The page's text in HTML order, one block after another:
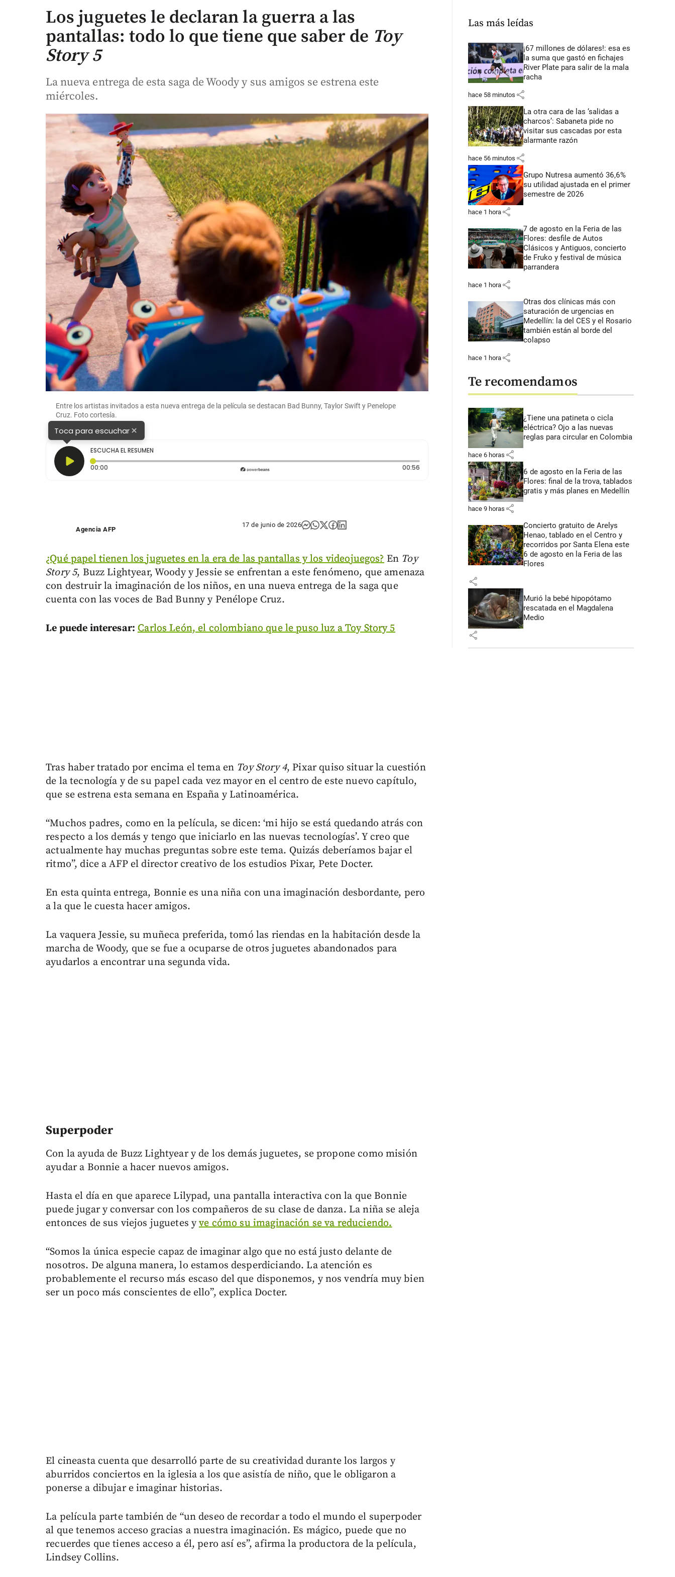
Los juguetes le declaran la guerra a las
pantallas: todo lo que tiene que saber de Toy
Story 5
La nueva entrega de esta saga de Woody y sus amigos se estrena este
miércoles.
Entre los artistas invitados a esta nueva entrega de la película se destacan Bad Bunny, Taylor Swift y Penelope
Cruz. Foto cortesía.
Toca para escuchar×
ESCUCHA EL RESUMEN
00:00
00:56Duración: 56 segundos
Agencia AFP
17 de junio de 2026
¿Qué papel tienen los juguetes en la era de las pantallas y los videojuegos?En Toy
Story 5, Buzz Lightyear, Woody y Jessie se enfrentan a este fenómeno, que amenaza
con destruir la imaginación de los niños, en una nueva entrega de la saga que
cuenta con las voces de Bad Bunny y Penélope Cruz.
Le puede interesar: Carlos León, el colombiano que le puso luz a Toy Story 5
Tras haber tratado por encima el tema en Toy Story 4, Pixar quiso situar la cuestión
de la tecnología y de su papel cada vez mayor en el centro de este nuevo capítulo,
que se estrena esta semana en España y Latinoamérica.
“Muchos padres, como en la película, se dicen: ‘mi hijo se está quedando atrás con
respecto a los demás y tengo que iniciarlo en las nuevas tecnologías’. Y creo que
actualmente hay muchas preguntas sobre este tema. Quizás deberíamos bajar el
ritmo”, dice a AFP el director creativo de los estudios Pixar, Pete Docter.
En esta quinta entrega, Bonnie es una niña con una imaginación desbordante, pero
a la que le cuesta hacer amigos.
La vaquera Jessie, su muñeca preferida, tomó las riendas en la habitación desde la
marcha de Woody, que se fue a ocuparse de otros juguetes abandonados para
ayudarlos a encontrar una segunda vida.
Superpoder
Con la ayuda de Buzz Lightyear y de los demás juguetes, se propone como misión
ayudar a Bonnie a hacer nuevos amigos.
Hasta el día en que aparece Lilypad, una pantalla interactiva con la que Bonnie
puede jugar y conversar con los compañeros de su clase de danza. La niña se aleja
entonces de sus viejos juguetes yve cómo su imaginación se va reduciendo.
“Somos la única especie capaz de imaginar algo que no está justo delante de
nosotros. De alguna manera, lo estamos desperdiciando. La atención es
probablemente el recurso más escaso del que disponemos, y nos vendría muy bien
ser un poco más conscientes de ello”, explica Docter.
El cineasta cuenta que desarrolló parte de su creatividad durante los largos y
aburridos conciertos en la iglesia a los que asistía de niño, que le obligaron a
ponerse a dibujar e imaginar historias.
La película parte también de “un deseo de recordar a todo el mundo el superpoder
al que tenemos acceso gracias a nuestra imaginación. Es mágico, puede que no
recuerdes que tienes acceso a él, pero así es”, afirma la productora de la película,
Lindsey Collins.
Las más leídas
¡67 millones de dólares!: esa es
la suma que gastó en fichajes
River Plate para salir de la mala
racha
hace 58 minutos share
La otra cara de las ‘salidas a
charcos’: Sabaneta pide no
visitar sus cascadas por esta
alarmante razón
hace 56 minutos share
Grupo Nutresa aumentó 36,6%
su utilidad ajustada en el primer
semestre de 2026
hace 1 hora share
7 de agosto en la Feria de las
Flores: desfile de Autos
Clásicos y Antiguos, concierto
de Fruko y festival de música
parrandera
hace 1 hora share
Otras dos clínicas más con
saturación de urgencias en
Medellín: la del CES y el Rosario
también están al borde del
colapso
hace 1 hora share
Te recomendamos
¿Tiene una patineta o cicla
eléctrica? Ojo a las nuevas
reglas para circular en Colombia
hace 6 horas share
6 de agosto en la Feria de las
Flores: final de la trova, tablados
gratis y más planes en Medellín
hace 9 horas share
Concierto gratuito de Arelys
Henao, tablado en el Centro y
recorridos por Santa Elena este
6 de agosto en la Feria de las
Flores
share
Murió la bebé hipopótamo
rescatada en el Magdalena
Medio
share